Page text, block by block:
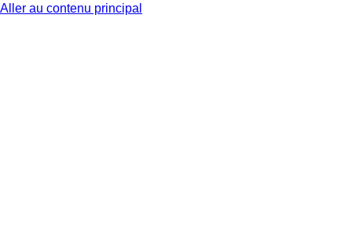
Aller au contenu principal